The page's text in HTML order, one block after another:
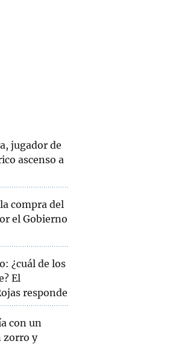
jugador de
ascenso a
compra del
el Gobierno
¿cuál de los
El
responde
con un
zorro y